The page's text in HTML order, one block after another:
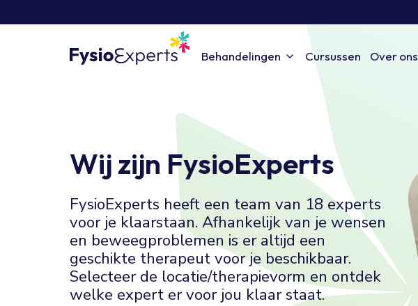
Behandelingen Cursussen Over ons
Wij zijn FysioExperts
FysioExperts heeft een team van 18 experts
voor je klaarstaan. Afhankelijk van je wensen
en beweegproblemen is er altijd een
geschikte therapeut voor je beschikbaar.
Selecteer de locatie/therapievorm en ontdek
welke expert er voor jou klaar staat.